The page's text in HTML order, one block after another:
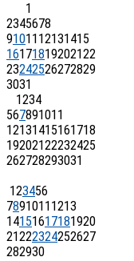
1
2345678
91011 12131415
16171819202122
23242526272829
3031
1234
567891011
12131415161718
19202122232425
262728293031
123456
7891011 1213
14151617181920
21222324252627
282930